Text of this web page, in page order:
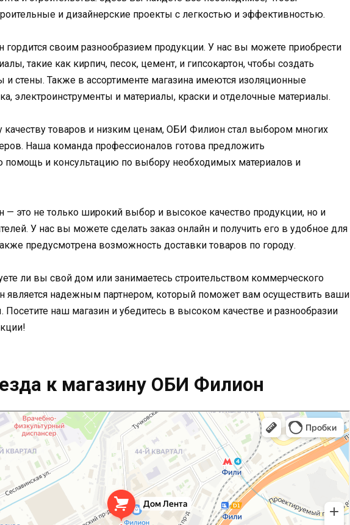
и дизайнерские проекты с легкостью и эффективностью.
своим разнообразием продукции. У нас вы можете приобрести
такие как кирпич, песок, цемент, и гипсокартон, чтобы создать
и стены. Также в ассортименте магазина имеются изоляционные
электроинструменты и материалы, краски и отделочные материалы.
качеству товаров и низким ценам, ОБИ Филион стал выбором многих
Наша команда профессионалов готова предложить
помощь и консультацию по выбору необходимых материалов и
это не только широкий выбор и высокое качество продукции, но и
У нас вы можете сделать заказ онлайн и получить его в удобное для
предусмотрена возможность доставки товаров по городу.
ли вы свой дом или занимаетесь строительством коммерческого
является надежным партнером, который поможет вам осуществить ваши
Посетите наш магазин и убедитесь в высоком качестве и разнообразии
к магазину ОБИ Филион
в Москве
в Москве